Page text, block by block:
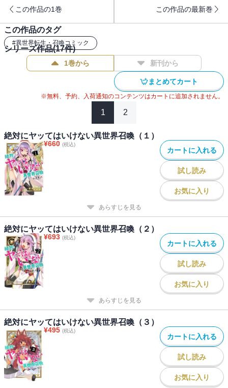
この作品の1巻 この作品の最新巻
この作品のタグ
#異世界転生・召喚コミック
シリーズ作品(17件)
1巻から 新刊から
まとめてカート
※無料、予約、入荷通知のコンテンツはカートに追加されません。
1 2
絶対にヤッてはいけない異世界召喚（１）
¥660 (税込)
カートに入れる
試し読み
お気に入り
あらすじを見る
絶対にヤッてはいけない異世界召喚（２）
¥693 (税込)
カートに入れる
試し読み
お気に入り
あらすじを見る
絶対にヤッてはいけない異世界召喚（３）
¥495 (税込)
カートに入れる
試し読み
お気に入り